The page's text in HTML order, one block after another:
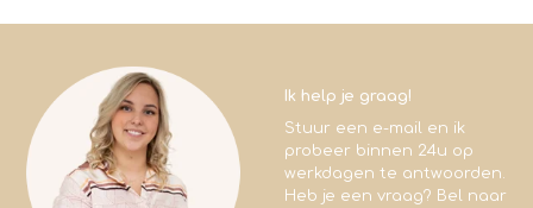
Ik help je graag!
Stuur een e-mail en ik
probeer binnen 24u op
werkdagen te antwoorden.
Heb je een vraag? Bel naar